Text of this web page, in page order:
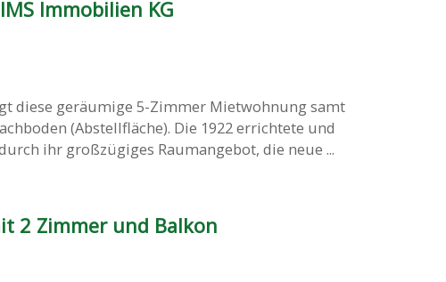
Immobilien KG
diese geräumige 5-Zimmer Mietwohnung samt
(Abstellfläche). Die 1922 errichtete und
ihr großzügiges Raumangebot, die neue ...
2 Zimmer und Balkon